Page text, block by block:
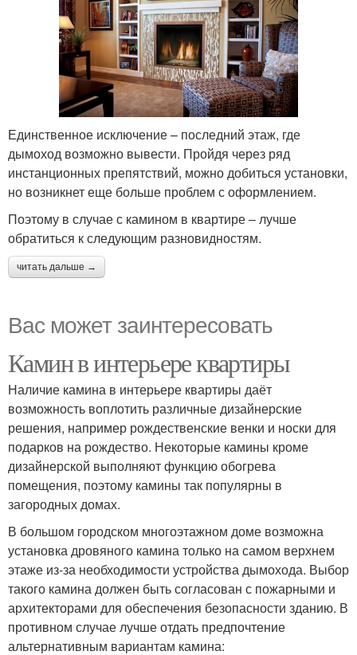
Единственное исключение – последний этаж, где
дымоход возможно вывести. Пройдя через ряд
инстанционных препятствий, можно добиться установки,
но возникнет еще больше проблем с оформлением.
Поэтому в случае с камином в квартире – лучше
обратиться к следующим разновидностям.
читать дальше →
Вас может заинтересовать
Камин в интерьере квартиры
Наличие камина в интерьере квартиры даёт
возможность воплотить различные дизайнерские
решения, например рождественские венки и носки для
подарков на рождество. Некоторые камины кроме
дизайнерской выполняют функцию обогрева
помещения, поэтому камины так популярны в
загородных домах.
В большом городском многоэтажном доме возможна
установка дровяного камина только на самом верхнем
этаже из-за необходимости устройства дымохода. Выбор
такого камина должен быть согласован с пожарными и
архитекторами для обеспечения безопасности зданию. В
противном случае лучше отдать предпочтение
альтернативным вариантам камина: